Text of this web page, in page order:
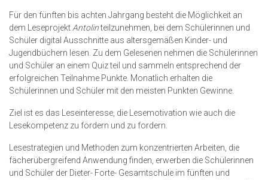
Für den fünften bis achten Jahrgang besteht die Möglichkeit an
dem LeseprojektAntolinteilzunehmen, bei dem Schülerinnen und
Schüler digital Ausschnitte aus altersgemäßen Kinder- und
Jugendbüchern lesen. Zu dem Gelesenen nehmen die Schülerinnen
und Schüler an einem Quiz teil und sammeln entsprechend der
erfolgreichen Teilnahme Punkte. Monatlich erhalten die
Schülerinnen und Schüler mit den meisten Punkten Gewinne.
Ziel ist es das Leseinteresse, die Lesemotivation wie auch die
Lesekompetenz zu fördern und zu fordern.
Lesestrategien und Methoden zum konzentrierten Arbeiten, die
fächerübergreifend Anwendung finden, erwerben die Schülerinnen
und Schüler der Dieter- Forte- Gesamtschule im fünften und